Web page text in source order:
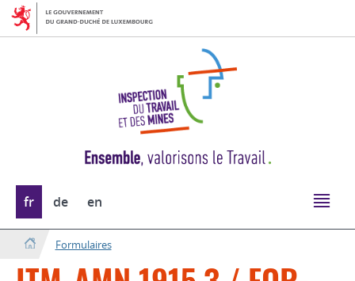
Aller
Aller
au
Changer
de
langue
fr de en
Formulaires